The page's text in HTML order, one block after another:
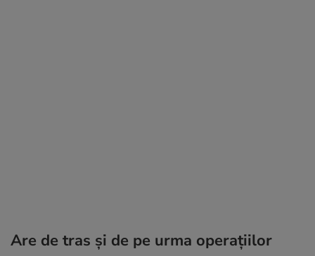
Are de tras și de pe urma operațiilor